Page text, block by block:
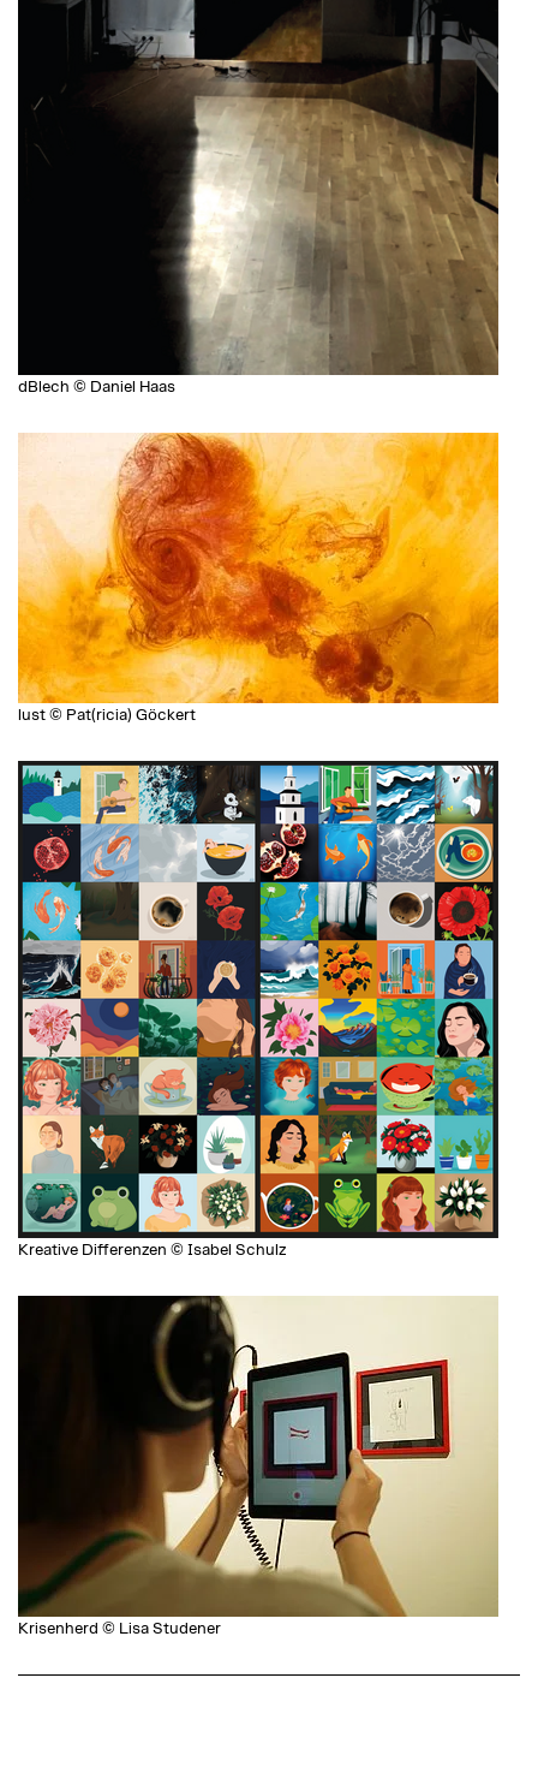
dBlech © Daniel Haas
lust © Pat(ricia) Göckert
Kreative Differenzen © Isabel Schulz
Krisenherd © Lisa Studener